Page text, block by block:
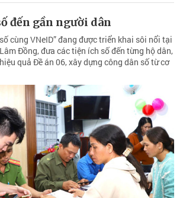
đến gần người dân
cùng VNeID” đang được triển khai sôi nổi tại
Đồng, đưa các tiện ích số đến từng hộ dân,
quả Đề án 06, xây dựng công dân số từ cơ